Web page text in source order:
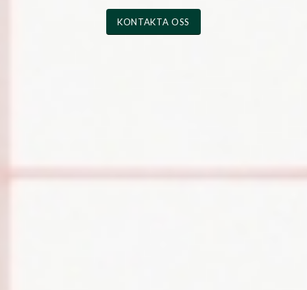
KONTAKTA OSS